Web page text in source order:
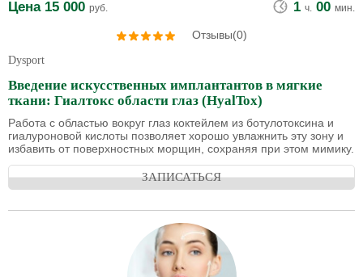
Цена15 000 руб. 1 ч. 00 мин.
Отзывы(0)
Dysport
Введение искусственных имплантантов в мягкие
ткани: Гиалтокс области глаз (HyalTox)
Работа с областью вокруг глаз коктейлем из ботулотоксина и
гиалуроновой кислоты позволяет хорошо увлажнить эту зону и
избавить от поверхностных морщин, сохраняя при этом мимику.
ЗАПИСАТЬСЯ